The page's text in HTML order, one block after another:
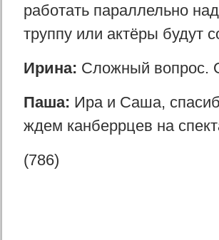
работать параллельно
труппу или актёры будут
Ирина: Сложный вопрос.
Паша: Ира и Саша,
ждем канберрцев на
(786)